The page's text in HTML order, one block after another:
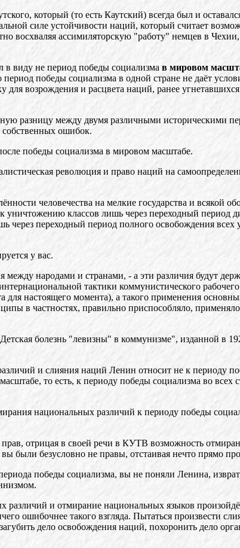
который (то есть Каутский) всегда был и
силе устойчивости наций, который считает
восхваляя ассимиляторскую "работу" немцев в
в виду не период победы социализма в мировом
победы социализма в одной стране не даёт
для возрождения и расцвета наций, ранее
разницу между двумя различными историческими
собственных ошибок.
победы социализма в мировом масштабе.
революция и право наций на
человечества на мелкие государства и всякой
классов лишь через переходный период
переходный период полного освобождения
у вас.
народами и странами, - а эти различия будут
тактики коммунистического
настоящего момента), а такого применения
в частностях, правильно приспособляло,
болезнь "левизны" в коммунизме", изданной в
и слияния наций Ленин относит не к периоду
то есть, к периоду победы социализма во
национальных различий к периоду победы
отрицая в своей речи в КУТВ возможность
были безусловно не правы, отстаивая нечто прямо
победы социализма, вы не поняли Ленина,
и отмирание национальных языков
ошибочнее такого взгляда. Пытаться произвести
дело освобождения наций, похоронить дело